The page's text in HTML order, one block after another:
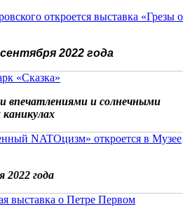
откроется выставка «Грезы о
2022 года
«Сказка»
впечатлениями и солнечными
NATOцизм» откроется в Музее
2022 года
выставка о Петре Первом